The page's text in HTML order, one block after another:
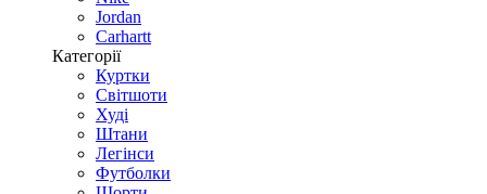
Jordan
Carhartt
Категорії
Куртки
Світшоти
Худі
Штани
Легінси
Футболки